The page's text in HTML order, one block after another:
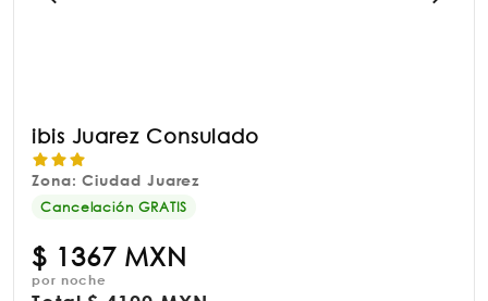
ibis Juarez Consulado
Zona: Ciudad Juarez
Cancelación GRATIS
$ 1367 MXN
por noche